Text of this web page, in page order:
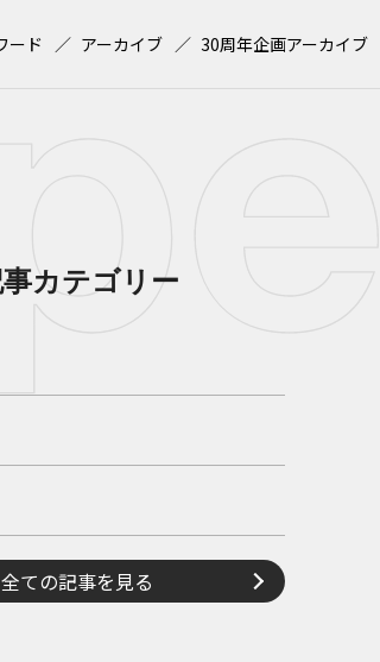
ード アーカイブ 30周年企画アーカイブ
カテゴリー
全ての記事を見る